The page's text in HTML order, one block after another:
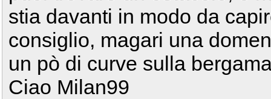
stia davanti in modo da
consiglio, magari una
un pò di curve sulla
Ciao Milan99